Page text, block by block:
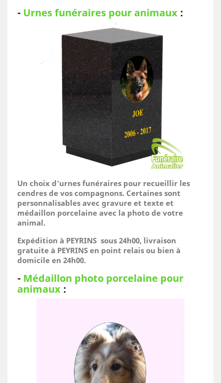
- Urnes funéraires pour animaux :
Un choix d'urnes funéraires pour recueillir les
cendres de vos compagnons. Certaines sont
personnalisables avec gravure et texte et
médaillon porcelaine avec la photo de votre
animal.
Expédition à PEYRINS sous 24h00, livraison
gratuite à PEYRINS en point relais ou bien à
domicile en 24h00.
- Médaillon photo porcelaine pour
animaux :